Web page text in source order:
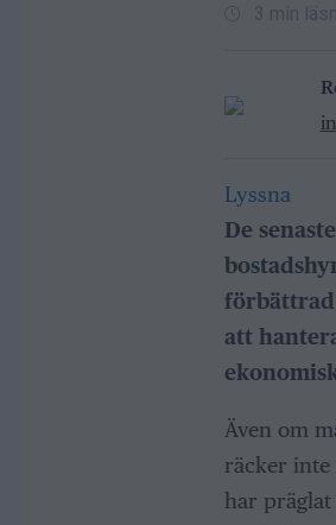
3 min
Lyssna
De
förbättrad
att
Även om
räcker inte
har